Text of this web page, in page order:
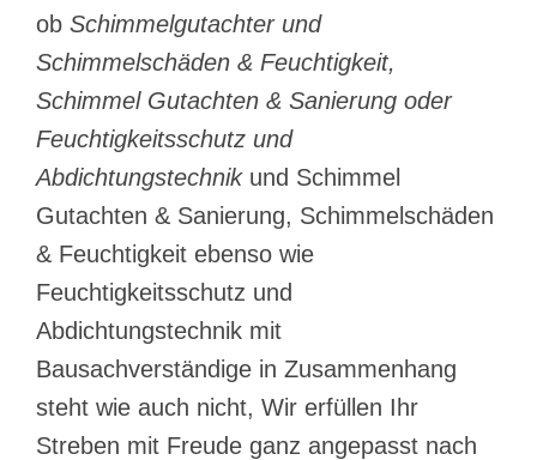
ob Schimmelgutachter und
Schimmelschäden & Feuchtigkeit,
Schimmel Gutachten & Sanierung oder
Feuchtigkeitsschutz und
Abdichtungstechnikund Schimmel
Gutachten & Sanierung, Schimmelschäden
& Feuchtigkeit ebenso wie
Feuchtigkeitsschutz und
Abdichtungstechnik mit
Bausachverständige in Zusammenhang
steht wie auch nicht, Wir erfüllen Ihr
Streben mit Freude ganz angepasst nach